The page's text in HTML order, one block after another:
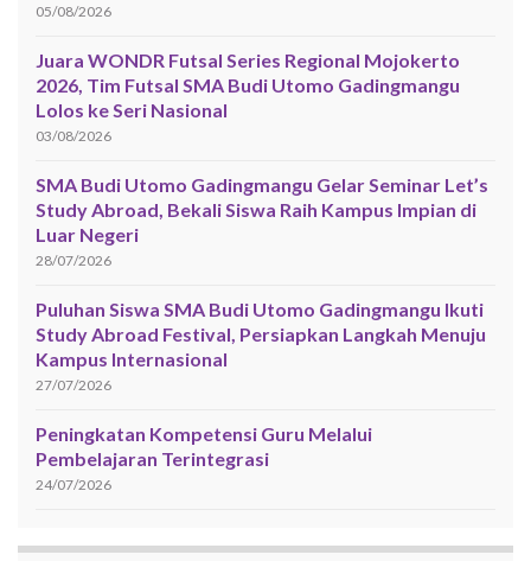
05/08/2026
Juara WONDR Futsal Series Regional Mojokerto
2026, Tim Futsal SMA Budi Utomo Gadingmangu
Lolos ke Seri Nasional
03/08/2026
SMA Budi Utomo Gadingmangu Gelar Seminar Let’s
Study Abroad, Bekali Siswa Raih Kampus Impian di
Luar Negeri
28/07/2026
Puluhan Siswa SMA Budi Utomo Gadingmangu Ikuti
Study Abroad Festival, Persiapkan Langkah Menuju
Kampus Internasional
27/07/2026
Peningkatan Kompetensi Guru Melalui
Pembelajaran Terintegrasi
24/07/2026